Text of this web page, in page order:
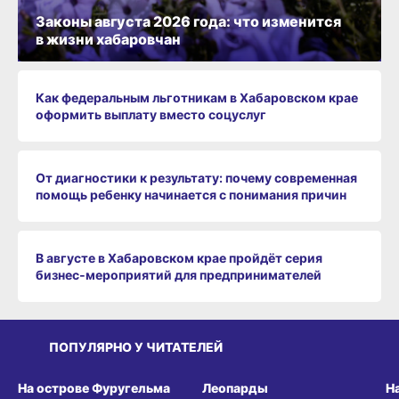
Как федеральным льготникам в Хабаровском крае
оформить выплату вместо соцуслуг
От диагностики к результату: почему современная
помощь ребенку начинается с понимания причин
В августе в Хабаровском крае пройдёт серия
бизнес‑мероприятий для предпринимателей
Законы августа 2026 года: что изменится
в жизни хабаровчан
ПОПУЛЯРНО У ЧИТАТЕЛЕЙ
На острове Фуругельма
Леопарды